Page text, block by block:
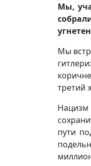
Мы,
Мы
третий
пути